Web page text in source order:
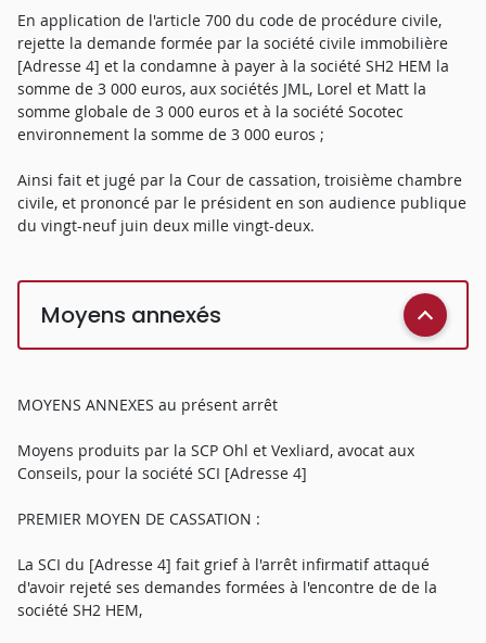
En application de l'article 700 du code de procédure civile,
rejette la demande formée par la société civile immobilière
[Adresse 4] et la condamne à payer à la société SH2 HEM la
somme de 3 000 euros, aux sociétés JML, Lorel et Matt la
somme globale de 3 000 euros et à la société Socotec
environnement la somme de 3 000 euros ;
Ainsi fait et jugé par la Cour de cassation, troisième chambre
civile, et prononcé par le président en son audience publique
du vingt-neuf juin deux mille vingt-deux.
Moyens annexés
MOYENS ANNEXES au présent arrêt
Moyens produits par la SCP Ohl et Vexliard, avocat aux
Conseils, pour la société SCI [Adresse 4]
PREMIER MOYEN DE CASSATION :
La SCI du [Adresse 4] fait grief à l'arrêt infirmatif attaqué
d'avoir rejeté ses demandes formées à l'encontre de de la
société SH2 HEM,